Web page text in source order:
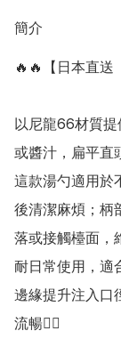
簡介
🔥🔥【日本直送
以尼龍66材質
或醬汁，扁平直
這款湯勺適用於
後清潔麻煩；柄
落或接觸檯面，
耐日常使用，適
邊緣提升注入口
流暢👍🏻